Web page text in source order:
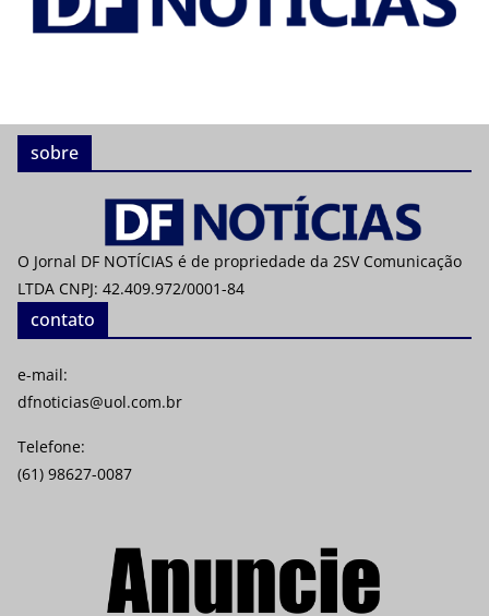
sobre
O Jornal DF NOTÍCIAS é de propriedade da 2SV Comunicação
LTDA CNPJ: 42.409.972/0001-84
contato
e-mail:
dfnoticias@uol.com.br
Telefone:
(61) 98627-0087